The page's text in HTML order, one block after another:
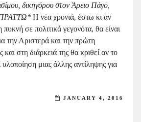
δικηγόρου στον Άρειο Πάγο,
ΠΡΑΤΤΩ* Η νέα χρονιά, έστω κι αν
σε πολιτικά γεγονότα, θα είναι
την Αριστερά και την πρώτη
και στη διάρκειά της θα κριθεί αν το
υλοποίηση μιας άλλης αντίληψης για
JANUARY 4, 2016